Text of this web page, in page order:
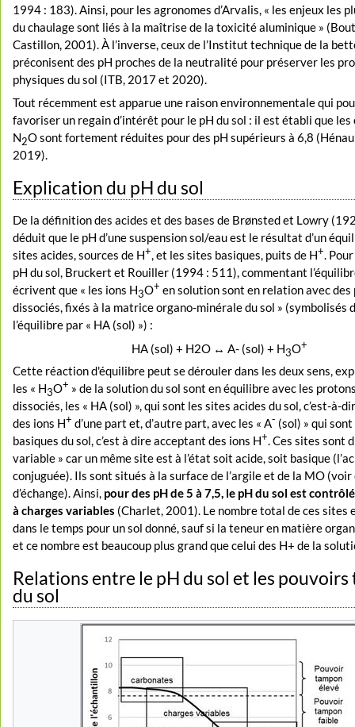
1994 : 183). Ainsi, pour les agronomes d’Arvalis, « les enjeux les
du chaulage sont liés à la maîtrise de la toxicité aluminique »
Castillon, 2001). À l’inverse, ceux de l’Institut technique de la
préconisent des pH proches de la neutralité pour préserver les
physiques du sol (ITB, 2017 et 2020).
Tout récemment est apparue une raison environnementale qui
favoriser un regain d’intérêt pour le pH du sol : il est établi que les
N2O sont fortement réduites pour des pH supérieurs à 6,8
2019).
Explication du pH du sol
De la définition des acides et des bases de Brønsted et Lowry
déduit que le pH d’une suspension sol/eau est le résultat d’un
sites acides, sources de H+, et les sites basiques, puits de H+.
pH du sol, Bruckert et Rouiller (1994 : 511), commentant
écrivent que « les ions H3O+ en solution sont en relation avec des
dissociés, fixés à la matrice organo-minérale du sol » (symbolisés
l’équilibre par « HA (sol) ») :
HA (sol) + H2O ↔ A- (sol) + H3O+
Cette réaction d'équilibre peut se dérouler dans les deux sens,
les « H3O+ » de la solution du sol sont en équilibre avec les
dissociés, les « HA (sol) », qui sont les sites acides du sol, c’est-à-
des ions H+ d’une part et, d’autre part, avec les « A- (sol) » qui
basiques du sol, c’est à dire acceptant des ions H+. Ces sites sont
variable » car un même site est à l’état soit acide, soit basique
conjuguée). Ils sont situés à la surface de l’argile et de la MO
d’échange). Ainsi, pour des pH de 5 à 7,5, le pH du sol est
à charges variables (Charlet, 2001). Le nombre total de ces sites
dans le temps pour un sol donné, sauf si la teneur en matière
et ce nombre est beaucoup plus grand que celui des H+ de la
Relations entre le pH du sol et les
du sol